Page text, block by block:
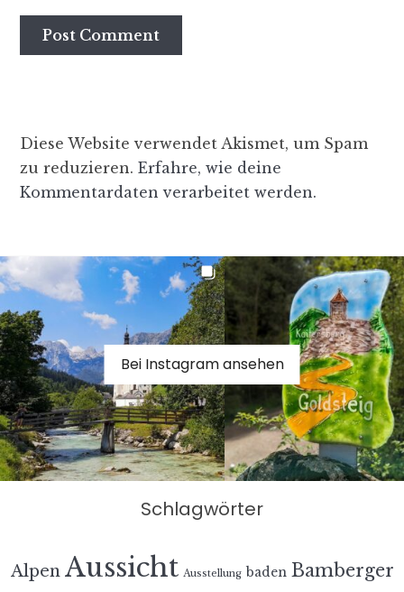
Diese Website verwendet Akismet, um Spam
zu reduzieren. Erfahre, wie deine
Kommentardaten verarbeitet werden.
Bei Instagram ansehen
Schlagwörter
Alpen Aussicht Ausstellung baden Bamberger